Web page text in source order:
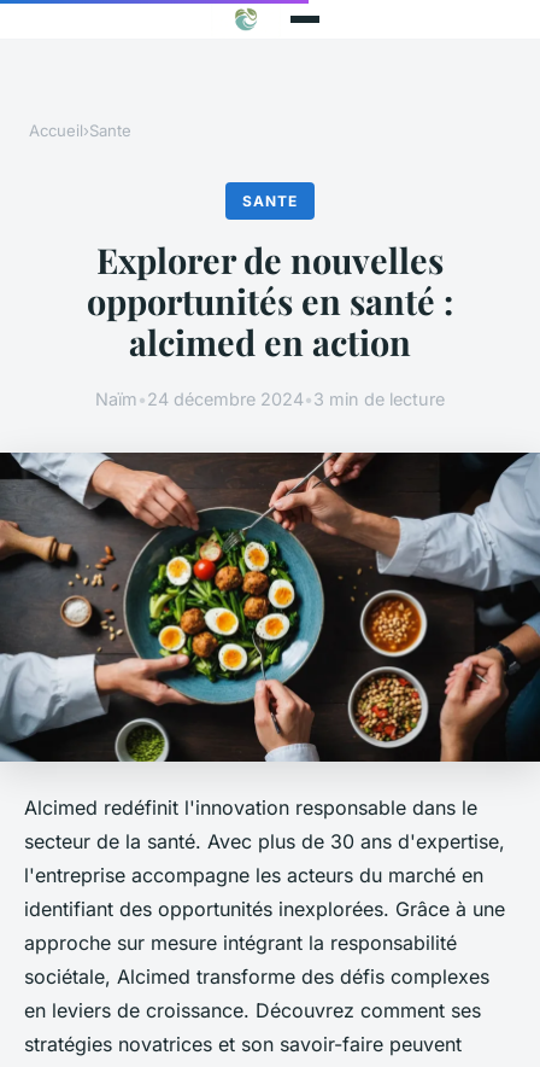
Accueil›Sante
SANTE
Explorer de nouvelles
opportunités en santé :
alcimed en action
Naïm•24 décembre 2024•3 min de lecture
Alcimed redéfinit l'innovation responsable dans le
secteur de la santé. Avec plus de 30 ans d'expertise,
l'entreprise accompagne les acteurs du marché en
identifiant des opportunités inexplorées. Grâce à une
approche sur mesure intégrant la responsabilité
sociétale, Alcimed transforme des défis complexes
en leviers de croissance. Découvrez comment ses
stratégies novatrices et son savoir-faire peuvent